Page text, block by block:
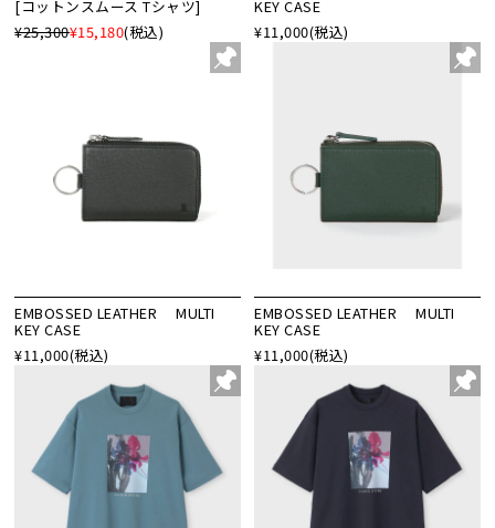
[コットンスムース Tシャツ]
¥25,300¥15,180(税込)
KEY CASE
¥11,000(税込)
EMBOSSED LEATHER MULTI
KEY CASE
¥11,000(税込)
EMBOSSED LEATHER MULTI
KEY CASE
¥11,000(税込)